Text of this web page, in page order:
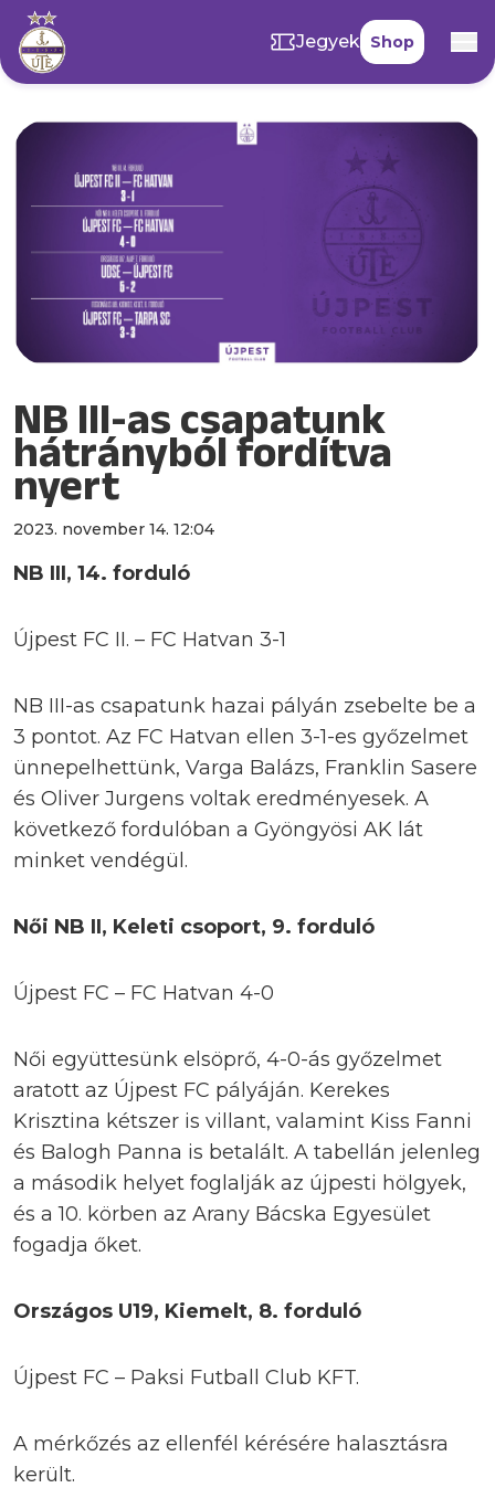
Jegyek Shop
NB III-as csapatunk
hátrányból fordítva
nyert
2023. november 14. 12:04
NB III, 14. forduló
Újpest FC II. – FC Hatvan 3-1
NB III-as csapatunk hazai pályán zsebelte be a
3 pontot. Az FC Hatvan ellen 3-1-es győzelmet
ünnepelhettünk, Varga Balázs, Franklin Sasere
és Oliver Jurgens voltak eredményesek. A
következő fordulóban a Gyöngyösi AK lát
minket vendégül.
Női NB II, Keleti csoport, 9. forduló
Újpest FC – FC Hatvan 4-0
Női együttesünk elsöprő, 4-0-ás győzelmet
aratott az Újpest FC pályáján. Kerekes
Krisztina kétszer is villant, valamint Kiss Fanni
és Balogh Panna is betalált. A tabellán jelenleg
a második helyet foglalják az újpesti hölgyek,
és a 10. körben az Arany Bácska Egyesület
fogadja őket.
Országos U19, Kiemelt, 8. forduló
Újpest FC – Paksi Futball Club KFT.
A mérkőzés az ellenfél kérésére halasztásra
került.